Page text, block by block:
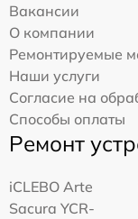
Вакансии
О компании
Ремонтируемые
Наши услуги
Согласие на
Способы оплаты
Ремонт
iCLEBO Arte
Sacura YCR-